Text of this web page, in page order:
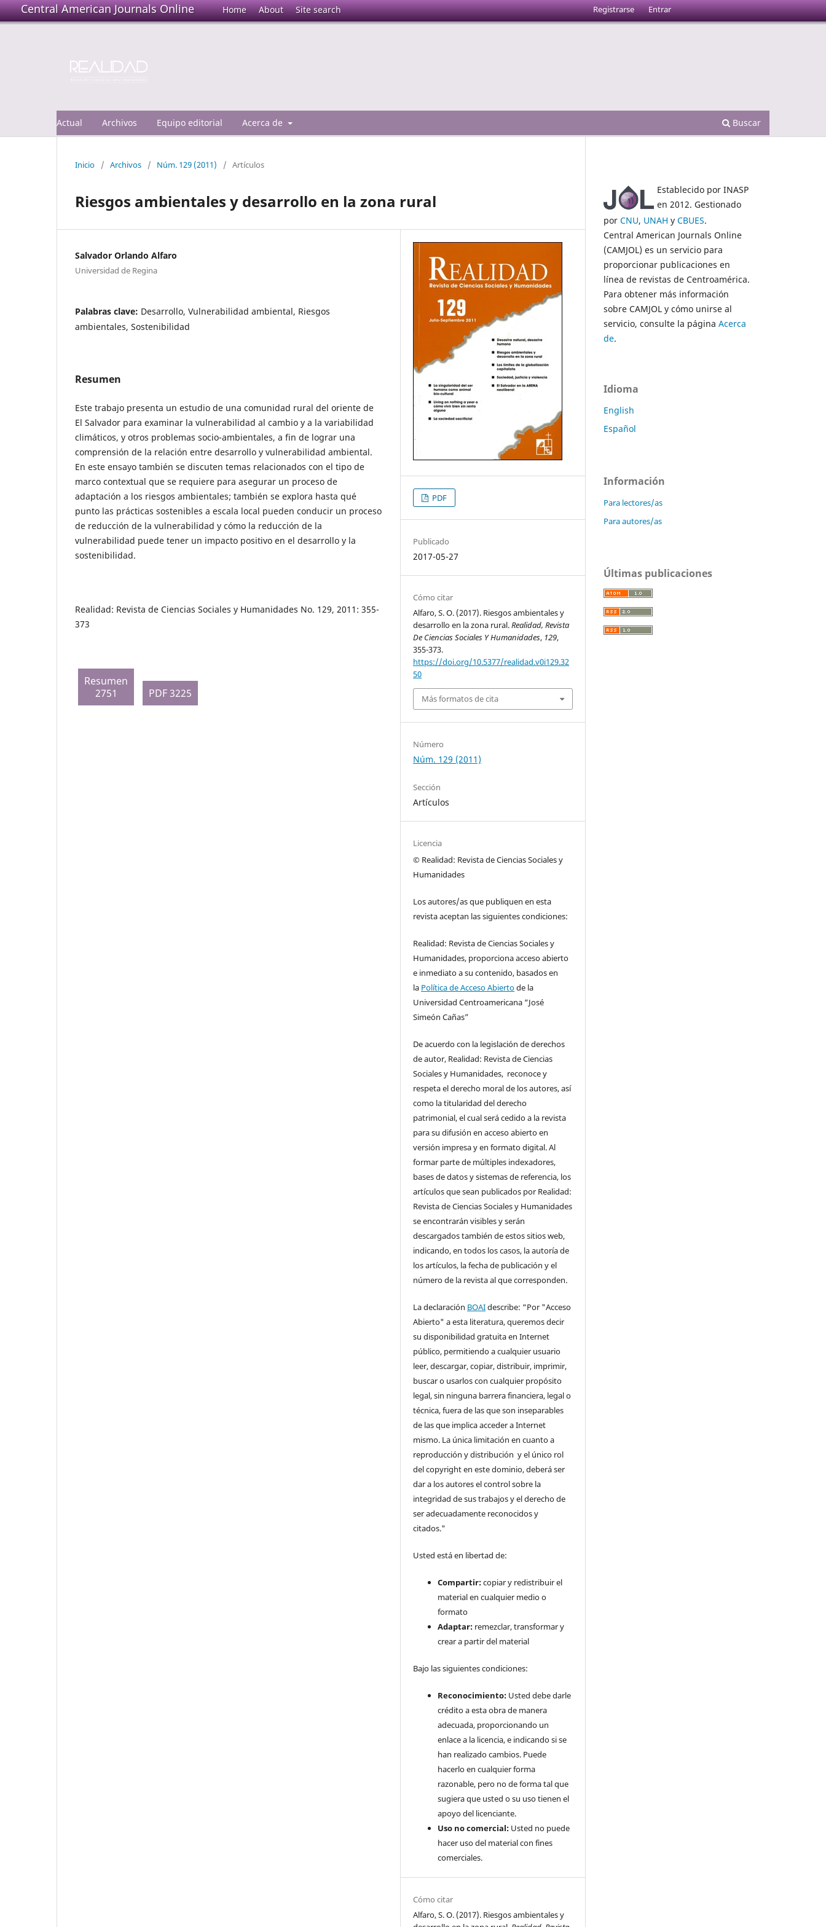
Central American Journals Online Home About Site search
Actual Archivos Equipo editorial Acerca de Buscar
Registrarse Entrar
Inicio / Archivos / Núm. 129 (2011) / Artículos
Riesgos ambientales y desarrollo en la zona rural
Salvador Orlando Alfaro
Universidad de Regina
Palabras clave: Desarrollo, Vulnerabilidad ambiental, Riesgos
ambientales, Sostenibilidad
Resumen
Este trabajo presenta un estudio de una comunidad rural del oriente de
El Salvador para examinar la vulnerabilidad al cambio y a la variabilidad
climáticos, y otros problemas socio-ambientales, a fin de lograr una
comprensión de la relación entre desarrollo y vulnerabilidad ambiental.
En este ensayo también se discuten temas relacionados con el tipo de
marco contextual que se requiere para asegurar un proceso de
adaptación a los riesgos ambientales; también se explora hasta qué
punto las prácticas sostenibles a escala local pueden conducir un proceso
de reducción de la vulnerabilidad y cómo la reducción de la
vulnerabilidad puede tener un impacto positivo en el desarrollo y la
sostenibilidad.
Realidad: Revista de Ciencias Sociales y Humanidades No. 129, 2011: 355-
373
Resumen
2751
PDF 3225
PDF
Publicado
2017-05-27
Cómo citar
Alfaro, S. O. (2017). Riesgos ambientales y
desarrollo en la zona rural.Realidad, Revista
De Ciencias Sociales Y Humanidades, 129,
355-373.
https://doi.org/10.5377/realidad.v0i129.32
50
Más formatos de cita
Número
Núm. 129 (2011)
Sección
Artículos
Licencia
© Realidad: Revista de Ciencias Sociales y
Humanidades
Los autores/as que publiquen en esta
revista aceptan las siguientes condiciones:
Realidad: Revista de Ciencias Sociales y
Humanidades, proporciona acceso abierto
e inmediato a su contenido, basados en
la Política de Acceso Abiertode la
Universidad Centroamericana “José
Simeón Cañas”
De acuerdo con la legislación de derechos
de autor, Realidad: Revista de Ciencias
Sociales y Humanidades, reconoce y
respeta el derecho moral de los autores, así
como la titularidad del derecho
patrimonial, el cual será cedido a la revista
para su difusión en acceso abierto en
versión impresa y en formato digital. Al
formar parte de múltiples indexadores,
bases de datos y sistemas de referencia, los
artículos que sean publicados por Realidad:
Revista de Ciencias Sociales y Humanidades
se encontrarán visibles y serán
descargados también de estos sitios web,
indicando, en todos los casos, la autoría de
los artículos, la fecha de publicación y el
número de la revista al que corresponden.
La declaración BOAIdescribe: “Por "Acceso
Abierto" a esta literatura, queremos decir
su disponibilidad gratuita en Internet
público, permitiendo a cualquier usuario
leer, descargar, copiar, distribuir, imprimir,
buscar o usarlos con cualquier propósito
legal, sin ninguna barrera financiera, legal o
técnica, fuera de las que son inseparables
de las que implica acceder a Internet
mismo. La única limitación en cuanto a
reproducción y distribución y el único rol
del copyright en este dominio, deberá ser
dar a los autores el control sobre la
integridad de sus trabajos y el derecho de
ser adecuadamente reconocidos y
citados."
Usted está en libertad de:
Compartir:copiar y redistribuir el
material en cualquier medio o
formato
Adaptar: remezclar, transformar y
crear a partir del material
Bajo las siguientes condiciones:
Reconocimiento: Usted debe darle
crédito a esta obra de manera
adecuada, proporcionando un
enlace a la licencia, e indicando si se
han realizado cambios. Puede
hacerlo en cualquier forma
razonable, pero no de forma tal que
sugiera que usted o su uso tienen el
apoyo del licenciante.
Uso no comercial: Usted no puede
hacer uso del material con fines
comerciales.
Cómo citar
Alfaro, S. O. (2017). Riesgos ambientales y
Establecido por INASP
en 2012. Gestionado
por CNU, UNAH y CBUES.
Central American Journals Online
(CAMJOL) es un servicio para
proporcionar publicaciones en
línea de revistas de Centroamérica.
Para obtener más información
sobre CAMJOL y cómo unirse al
servicio, consulte la página Acerca
de.
Idioma
English
Español
Información
Para lectores/as
Para autores/as
Últimas publicaciones